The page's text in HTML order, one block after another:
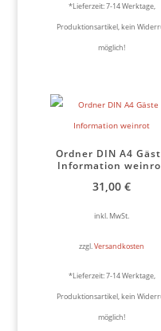
*Lieferzeit:7-14 Werktage,
Produktionsartikel, kein
möglich!
Ordner DIN A4
Information
31,00€
inkl. MwSt.
zzgl.Versandkosten
*Lieferzeit:7-14 Werktage,
Produktionsartikel, kein
möglich!